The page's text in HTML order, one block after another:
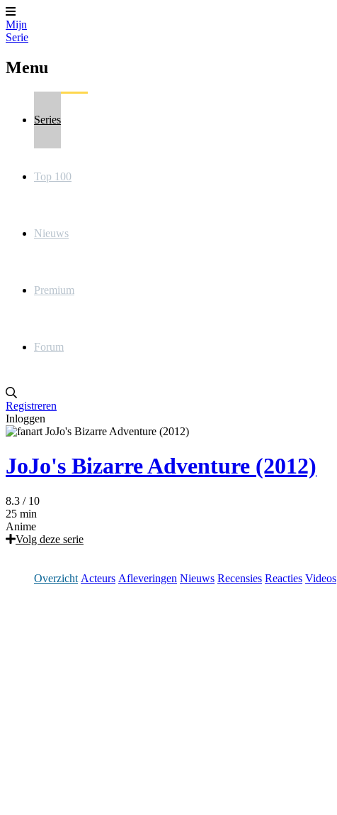
Mijn
Serie
Menu
Series
Top 100
Nieuws
Premium
Forum
Registreren
Inloggen
JoJo's Bizarre Adventure (2012)
8.3 / 10
25 min
Anime
Volg deze serie
Overzicht Acteurs Afleveringen Nieuws Recensies Reacties Videos